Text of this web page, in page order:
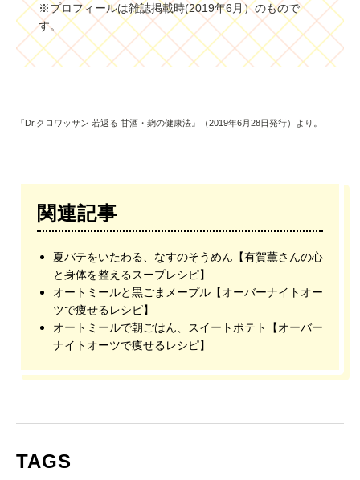
※プロフィールは雑誌掲載時(2019年6月）のもので
す。
『Dr.クロワッサン 若返る 甘酒・麹の健康法』（2019年6月28日発行）より。
関連記事
夏バテをいたわる、なすのそうめん【有賀薫さんの心
と身体を整えるスープレシピ】
オートミールと黒ごまメープル【オーバーナイトオー
ツで痩せるレシピ】
オートミールで朝ごはん、スイートポテト【オーバー
ナイトオーツで痩せるレシピ】
TAGS